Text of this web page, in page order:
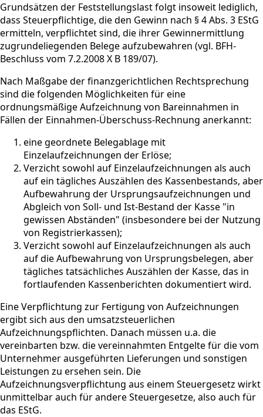
Grundsätzen der Feststellungslast folgt insoweit lediglich,
dass Steuerpflichtige, die den Gewinn nach § 4 Abs. 3 EStG
ermitteln, verpflichtet sind, die ihrer Gewinnermittlung
zugrundeliegenden Belege aufzubewahren (vgl. BFH-
Beschluss vom 7.2.2008 X B 189/07).
Nach Maßgabe der finanzgerichtlichen Rechtsprechung
sind die folgenden Möglichkeiten für eine
ordnungsmäßige Aufzeichnung von Bareinnahmen in
Fällen der Einnahmen-Überschuss-Rechnung anerkannt:
eine geordnete Belegablage mit
Einzelaufzeichnungen der Erlöse;
Verzicht sowohl auf Einzelaufzeichnungen als auch
auf ein tägliches Auszählen des Kassenbestands, aber
Aufbewahrung der Ursprungsaufzeichnungen und
Abgleich von Soll- und Ist-Bestand der Kasse "in
gewissen Abständen" (insbesondere bei der Nutzung
von Registrierkassen);
Verzicht sowohl auf Einzelaufzeichnungen als auch
auf die Aufbewahrung von Ursprungsbelegen, aber
tägliches tatsächliches Auszählen der Kasse, das in
fortlaufenden Kassenberichten dokumentiert wird.
Eine Verpflichtung zur Fertigung von Aufzeichnungen
ergibt sich aus den umsatzsteuerlichen
Aufzeichnungspflichten. Danach müssen u.a. die
vereinbarten bzw. die vereinnahmten Entgelte für die vom
Unternehmer ausgeführten Lieferungen und sonstigen
Leistungen zu ersehen sein. Die
Aufzeichnungsverpflichtung aus einem Steuergesetz wirkt
unmittelbar auch für andere Steuergesetze, also auch für
das EStG.